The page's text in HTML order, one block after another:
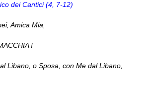
dei Cantici (4, 7-12)
Amica Mia,
!
Libano, o Sposa, con Me dal Libano,